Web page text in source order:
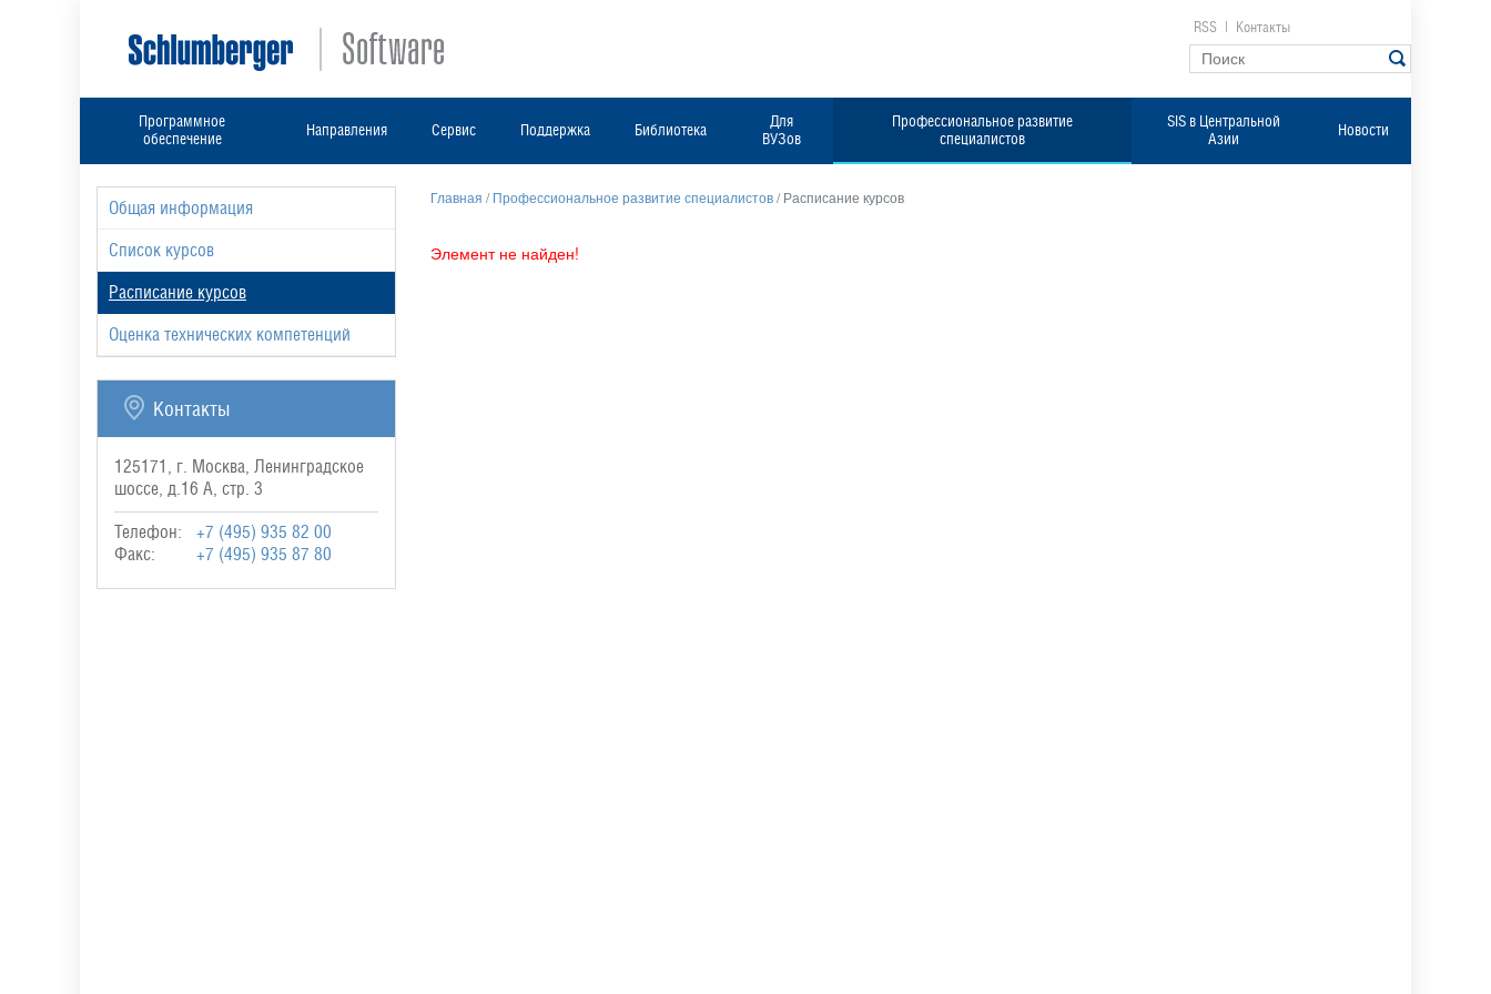
RSS Контакты
Программное
обеспечение
Направления Сервис Поддержка Библиотека
Для
ВУЗов
Профессиональное развитие
специалистов
SIS в Центральной
Азии
Новости
Общая информация
Список курсов
Расписание курсов
Оценка технических компетенций
Контакты
125171, г. Москва, Ленинградское
шоссе, д.16 А, стр. 3
Телефон:
+7 (495) 935 82 00
Факс:
+7 (495) 935 87 80
Главная /Профессиональное развитие специалистов/Расписание курсов
Элемент не найден!